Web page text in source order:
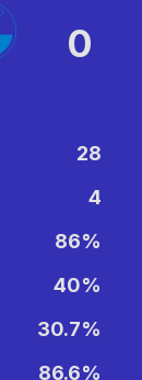
0
28
4
86%
40%
30.7%
86.6%